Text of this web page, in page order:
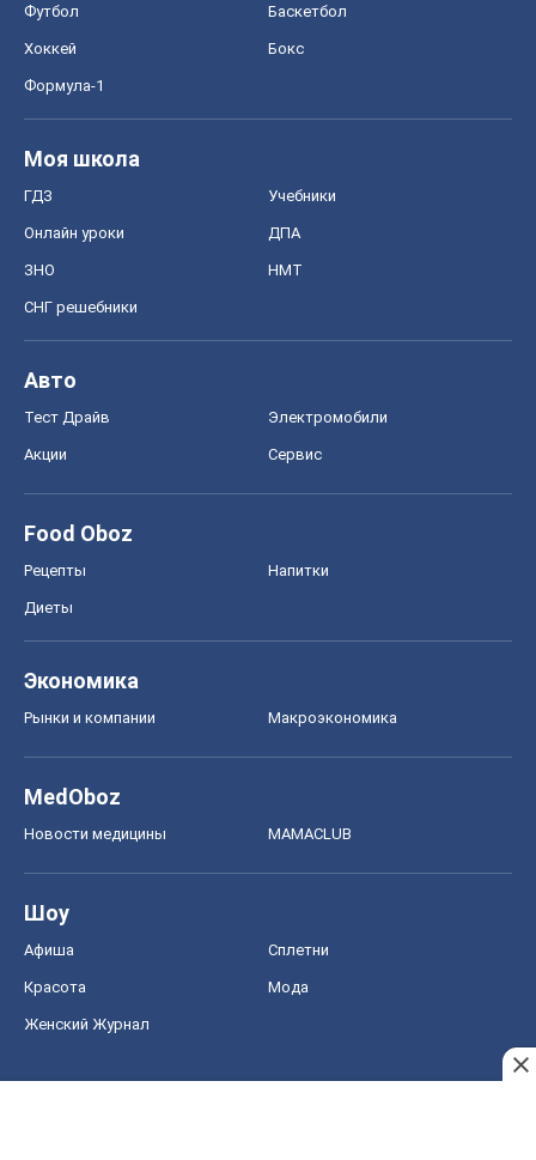
Футбол Баскетбол
Хоккей Бокс
Формула-1
Моя школа
ГДЗ Учебники
Онлайн уроки ДПА
ЗНО НМТ
СНГ решебники
Авто
Тест Драйв Электромобили
Акции Сервис
Food Oboz
Рецепты Напитки
Диеты
Экономика
Рынки и компании Mакроэкономика
MedOboz
Новости медицины MAMACLUB
Шоу
Афиша Сплетни
Красота Мода
Женский Журнал